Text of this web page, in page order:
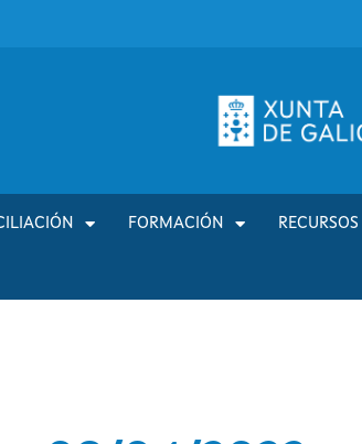
FORMACIÓN RECURSOS